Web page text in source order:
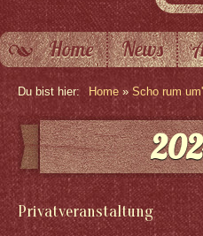
Home News
Du bist hier: Home » Scho rum
Privatveranstaltung